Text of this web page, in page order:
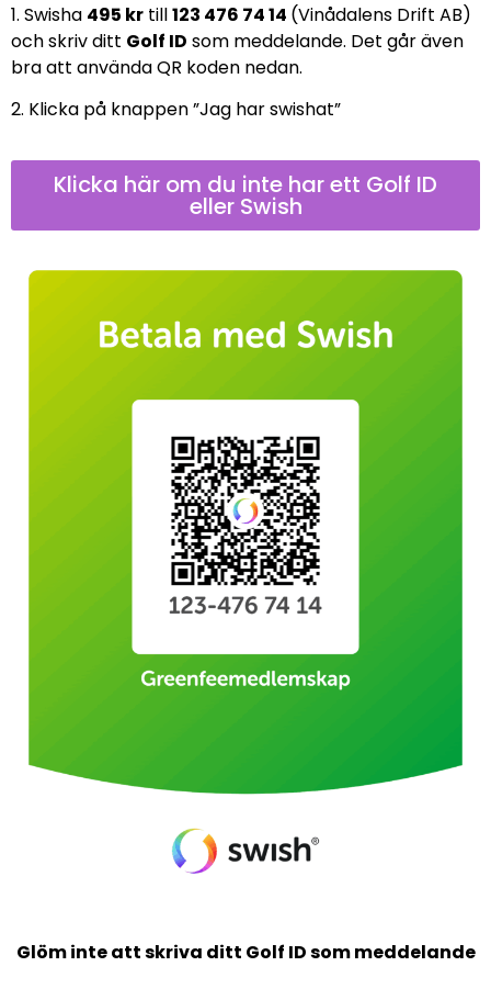
1. Swisha 495 kr till123 476 74 14 (Vinådalens Drift AB)
och skriv ditt Golf ID som meddelande. Det går även
bra att använda QR koden nedan.
2. Klicka på knappen ”Jag har swishat”
Klicka här om du inte har ett Golf ID
eller Swish
Glöm inte att skriva ditt Golf ID som meddelande